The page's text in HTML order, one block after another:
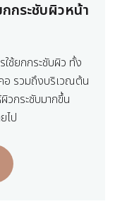
ระชับผิวหน้า
ใช้ยกกระชับผิว ทั้ง
อ รวมถึงบริเวณต้น
วกระชับมากขึ้น
ไป